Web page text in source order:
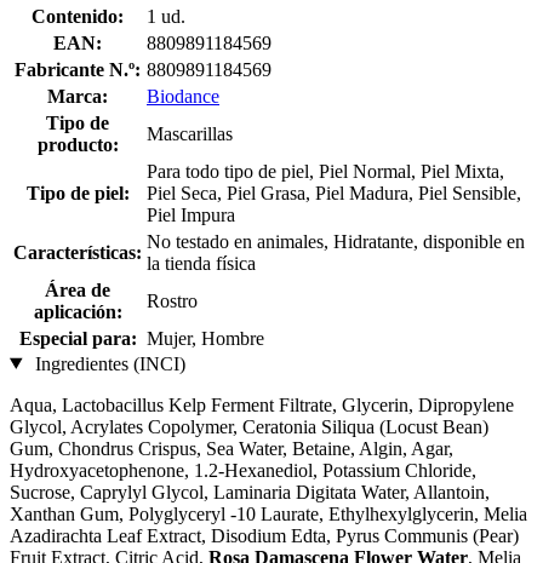
Contenido:
1 ud.
EAN:
8809891184569
Fabricante N.º: 8809891184569
Marca:
Biodance
Tipo de
producto:
Mascarillas
Tipo de piel:
Para todo tipo de piel, Piel Normal, Piel Mixta,
Piel Seca, Piel Grasa, Piel Madura, Piel Sensible,
Piel Impura
Características:
No testado en animales, Hidratante, disponible en
la tienda física
Área de
aplicación:
Rostro
Especial para: Mujer, Hombre
Ingredientes (INCI)
Aqua, Lactobacillus Kelp Ferment Filtrate, Glycerin, Dipropylene
Glycol, Acrylates Copolymer, Ceratonia Siliqua (Locust Bean)
Gum, Chondrus Crispus, Sea Water, Betaine, Algin, Agar,
Hydroxyacetophenone, 1.2-Hexanediol, Potassium Chloride,
Sucrose, Caprylyl Glycol, Laminaria Digitata Water, Allantoin,
Xanthan Gum, Polyglyceryl -10 Laurate, Ethylhexylglycerin, Melia
Azadirachta Leaf Extract, Disodium Edta, Pyrus Communis (Pear)
Fruit Extract, Citric Acid, Rosa Damascena Flower Water, Melia